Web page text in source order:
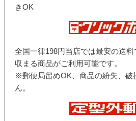
きOK
全国一律198円当店では最安の送
収まる商品がご利用可能です。
※郵便局留めOK、商品の紛失、破
ん。